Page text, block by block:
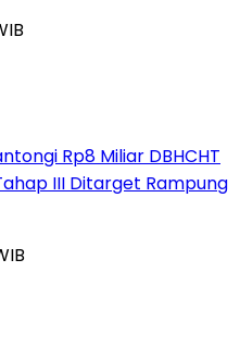
Rp8 Miliar DBHCHT
III Ditarget Rampung